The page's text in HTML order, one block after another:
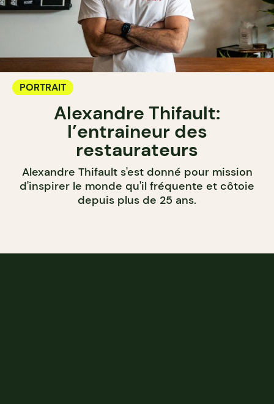
PORTRAIT
Alexandre Thifault:
l’entraineur des
restaurateurs
Alexandre Thifault s'est donné pour mission
d'inspirer le monde qu'il fréquente et côtoie
depuis plus de 25 ans.